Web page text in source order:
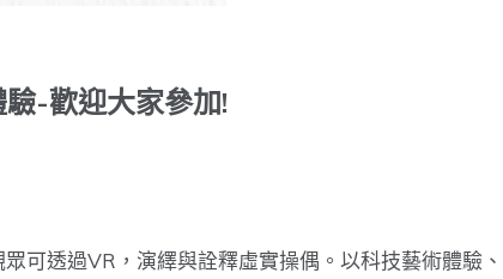
-歡迎大家參加!
可透過VR，演繹與詮釋虛實操偶。以科技藝術體驗